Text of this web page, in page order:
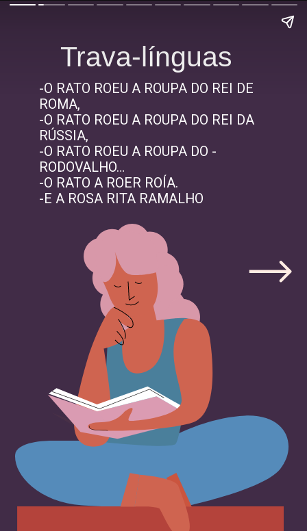
Trava-línguas
-O RATO ROEU A ROUPA DO REI DE
ROMA,
-O RATO ROEU A ROUPA DO REI DA
RÚSSIA,
-O RATO ROEU A ROUPA DO -
RODOVALHO…
-O RATO A ROER ROÍA.
-E A ROSA RITA RAMALHO